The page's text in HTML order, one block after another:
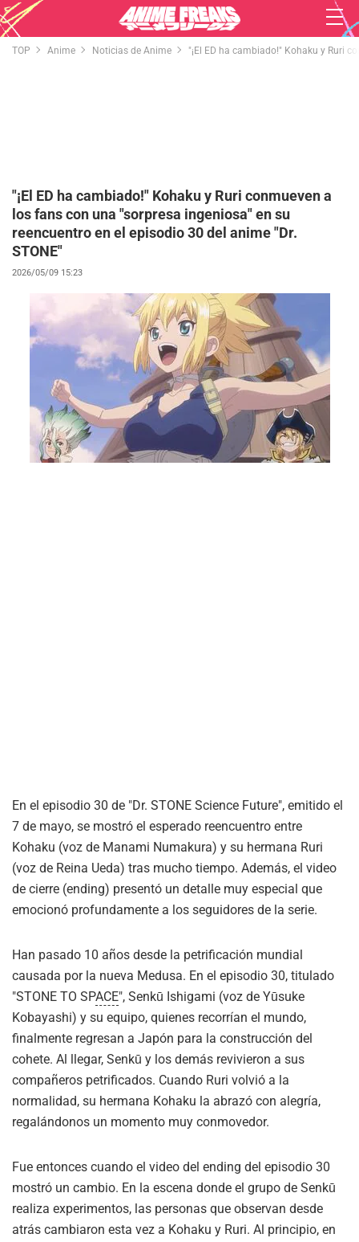
TOP Anime Noticias de Anime "¡El ED ha cambiado!" Kohaku y Ruri
"¡El ED ha cambiado!" Kohaku y Ruri conmueven a
los fans con una "sorpresa ingeniosa" en su
reencuentro en el episodio 30 del anime "Dr.
STONE"
2026/05/09 15:23
En el episodio 30 de "Dr. STONE Science Future", emitido el
7 de mayo, se mostró el esperado reencuentro entre
Kohaku (voz de Manami Numakura) y su hermana Ruri
(voz de Reina Ueda) tras mucho tiempo. Además, el video
de cierre (ending) presentó un detalle muy especial que
emocionó profundamente a los seguidores de la serie.
Han pasado 10 años desde la petrificación mundial
causada por la nueva Medusa. En el episodio 30, titulado
"STONE TO SPACE", Senkū Ishigami (voz de Yūsuke
Kobayashi) y su equipo, quienes recorrían el mundo,
finalmente regresan a Japón para la construcción del
cohete. Al llegar, Senkū y los demás revivieron a sus
compañeros petrificados. Cuando Ruri volvió a la
normalidad, su hermana Kohaku la abrazó con alegría,
regalándonos un momento muy conmovedor.
Fue entonces cuando el video del ending del episodio 30
mostró un cambio. En la escena donde el grupo de Senkū
realiza experimentos, las personas que observan desde
atrás cambiaron esta vez a Kohaku y Ruri. Al principio, en